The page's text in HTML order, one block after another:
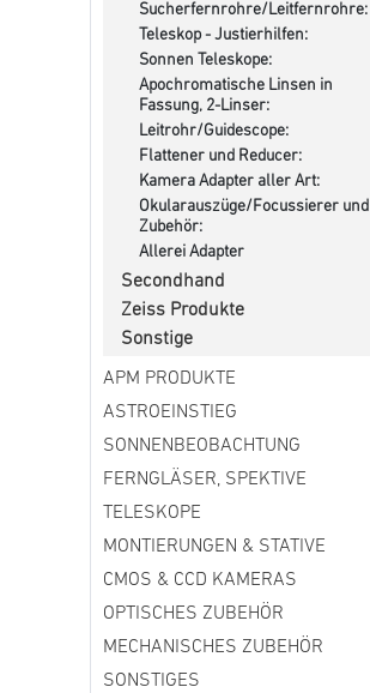
Sucherfernrohre/Leitfernrohre:
Teleskop - Justierhilfen:
Sonnen Teleskope:
Apochromatische Linsen in
Fassung, 2-Linser:
Leitrohr/Guidescope:
Flattener und Reducer:
Kamera Adapter aller Art:
Okularauszüge/Focussierer und
Zubehör:
Allerei Adapter
Secondhand
Zeiss Produkte
Sonstige
APM PRODUKTE
ASTROEINSTIEG
SONNENBEOBACHTUNG
FERNGLÄSER, SPEKTIVE
TELESKOPE
MONTIERUNGEN & STATIVE
CMOS & CCD KAMERAS
OPTISCHES ZUBEHÖR
MECHANISCHES ZUBEHÖR
SONSTIGES